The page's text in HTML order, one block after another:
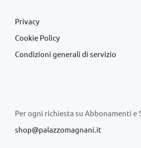
Privacy
Cookie Policy
Condizioni generali di servizio
Per ogni richiesta su Abbonamenti e
shop@palazzomagnani.it